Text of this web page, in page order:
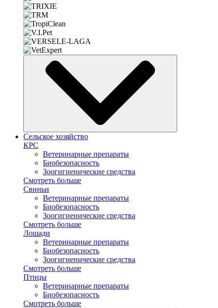
Сельское хозяйство
КРС
Ветеринарные препараты
Биобезопасность
Зоогигиенические средства
Смотреть больше
Свиньи
Ветеринарные препараты
Биобезопасность
Зоогигиенические средства
Смотреть больше
Лошади
Ветеринарные препараты
Биобезопасность
Зоогигиенические средства
Смотреть больше
Птицы
Ветеринарные препараты
Биобезопасность
Смотреть больше